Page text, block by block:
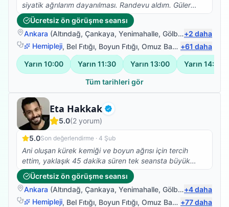
siyatik ağrılarım dayanılması. Randevu aldım. Güler
yüzle karşıladı, muayene etti. Gereken terapileri
uyguladı. Hadi kalk bir dedi hızlıca kalktım. Buna
inanamadım iki seansta bile bu etkiyi beklemiyorum.
Oturup kalkmıyordum ve dayanılmaz ağrılarım vardı.
Hocam müthiş bilgili donanımlı nazik emeğini esirgeme
biri. Yolu bahtı açık olsun iyi ki tanımışım hocam seni .
Ücretsiz ön görüşme seansı
Ankara (Altındağ, Çankaya, Yenimahalle, Gölbaşı )
+2 daha
Hemipleji, Bel Fıtığı, Boyun Fıtığı, Omuz Bağ Yaralanması +61 daha
Yarın 10:00 Yarın 11:30 Yarın 13:00 Yarın 14:30
Tüm tarihleri gör
Eta Hakkak Doğrulanmış
Fizyoterapist
5.0(2 yorum)
5.0Son değerlendirme · 4 Şub
Ani oluşan kürek kemiği ve boyun ağrısı için tercih
ettim, yaklaşık 45 dakika süren tek seansta büyük
ölçüde rahatlama sağladı, bilgilendirme, beyefendinin
ilgisi ve uzmanlığı için teşekkür ederim.
Ücretsiz ön görüşme seansı
Ankara (Altındağ, Çankaya, Yenimahalle, Gölbaşı )
+4daha
Hemipleji, Bel Fıtığı, Boyun Fıtığı, Omuz Bağ Yaralanması +77daha